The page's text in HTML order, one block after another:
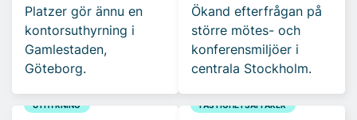
Platzer gör ännu en
kontorsuthyrning i
Gamlestaden,
Göteborg.
Ökand efterfrågan på
större mötes- och
konferensmiljöer i
centrala Stockholm.
UTHYRNING FASTIGHETSAFFÄRER